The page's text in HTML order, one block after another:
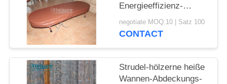
Energieeffizienz-
hölzerne Badekurort-
Abdeckung der
Quellen
negotiate MOQ:10 | Satz 100
CONTACT
Strudel-hölzerne heiße
Wannen-Abdeckungs-